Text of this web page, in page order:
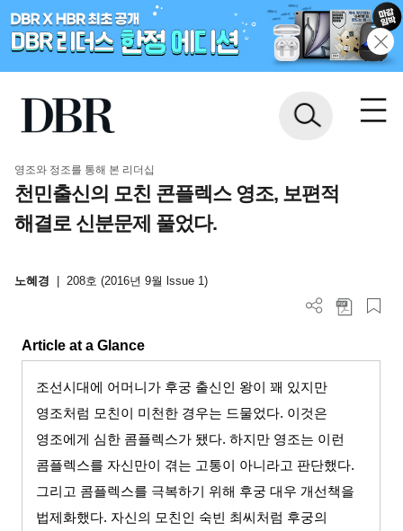
영조와 정조를 통해 본 리더십
천민출신의 모친 콘플렉스 영조, 보편적
해결로 신분문제 풀었다.
노혜경 208호 (2016년 9월 lssue 1)
Article at a Glance
조선시대에 어머니가 후궁 출신인 왕이 꽤 있지만
영조처럼 모친이 미천한 경우는 드물었다. 이것은
영조에게 심한 콤플렉스가 됐다.하지만 영조는 이런
콤플렉스를 자신만이 겪는 고통이 아니라고 판단했다.
그리고 콤플렉스를 극복하기 위해 후궁 대우 개선책을
법제화했다. 자신의 모친인 숙빈 최씨처럼 후궁의